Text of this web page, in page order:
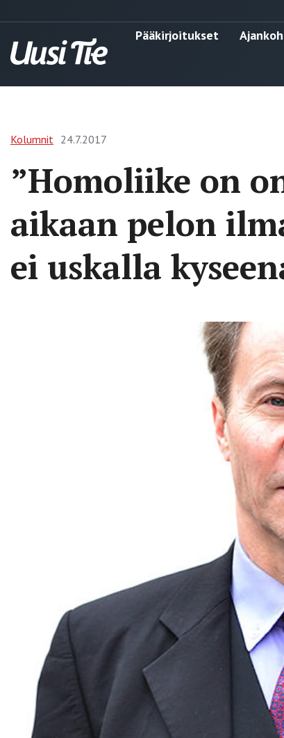
Pääkirjoitukset
Kolumnit 24.7.2017
”Homoliike on
aikaan pelon
ei uskalla